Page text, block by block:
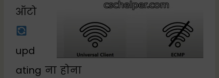
ऑटो
upd
ating ना होना